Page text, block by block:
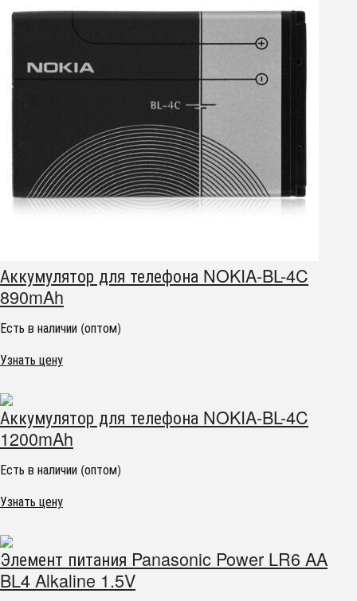
Аккумулятор для телефона NOKIA-BL-4C
890mAh
Есть в наличии (оптом)
Узнать цену
Аккумулятор для телефона NOKIA-BL-4C
1200mAh
Есть в наличии (оптом)
Узнать цену
Элемент питания Panasonic Power LR6 AA
BL4 Alkaline 1.5V